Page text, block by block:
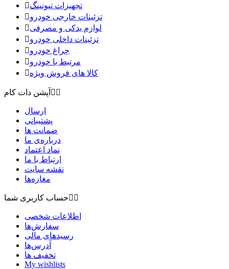
تجهیزات تیونینگ
تزئینات خارجی خودرو
لوازم یدکی و مصرفی
تزئینات داخلی خودرو
چراغ خودرو
مرتبط با خودرو
کالا های فروش ویژه
آپشن دات کام  
ارسال
پشتیبانی
ضمانت ها
درباره‌ی ما
نماد اعتماد
ارتباط با ما
نقشه سايت
مغازه‌ها
حساب کاربری شما 
اطلاعات شخصی
سفارش‌ها
رسیدهای مالی
آدرس‌ها
تخفیف ها
My wishlists